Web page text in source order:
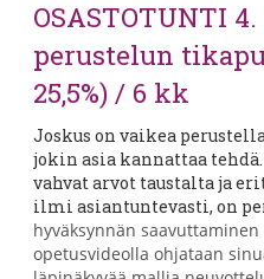
OSASTOTUNTI
perustelun
25,5%) / 6 kk
Joskus on vaikea
jokin asia kannattaa
vahvat arvot taustalta ja
ilmi asiantuntevasti, on
hyväksynnän
opetusvideolla ohjataan